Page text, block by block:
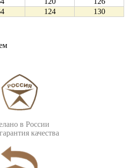
124 130
в России
качества